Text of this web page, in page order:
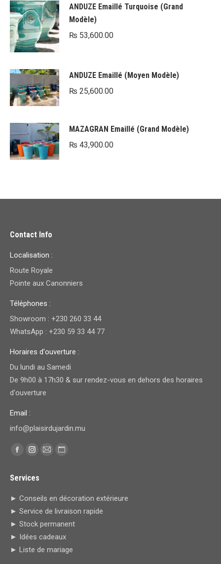
ANDUZE Emaillé Turquoise (Grand
Modèle)
₨ 53,600.00
ANDUZE Emaillé (Moyen Modèle)
₨ 25,600.00
MAZAGRAN Emaillé (Grand Modèle)
₨ 43,900.00
Contact Info
Localisation :
Route Royale
Pointe aux Canonniers
Téléphones :
Showroom : +230 260 33 44
WhatsApp : +230 59 33 44 77
Horaires d'ouverture :
Du lundi au Samedi
De 9h00 à 17h30 & sur rendez-vous en dehors des horaires
d'ouverture
Email :
info@plaisirdujardin.mu
Trouvez nous sur :
Facebook
opens
in
new
window
Instagram
opens
new
window
E-
opens
in
window
Site
opens
Services
► Conseils en décoration extérieure
► Service de livraison rapide
► Stock permanent
► Idées cadeaux
► Liste de mariage